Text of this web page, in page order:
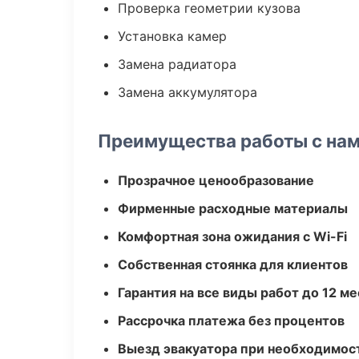
Проверка геометрии кузова
Установка камер
Замена радиатора
Замена аккумулятора
Преимущества работы с
Прозрачное ценообразование
Фирменные расходные материалы
Комфортная зона ожидания с Wi-Fi
Собственная стоянка для клиентов
Гарантия на все виды работ до 12
Рассрочка платежа без процентов
Выезд эвакуатора при